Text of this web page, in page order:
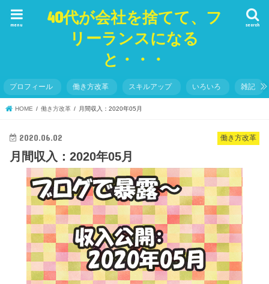
40代が会社を捨てて、フ
リーランスになる
と・・・
search
menu
プロフィール 働き方改革 スキルアップ いろいろ 雑記
HOME 働き方改革 月間収入：2020年05月
働き方改革
2020.06.02
月間収入：2020年05月